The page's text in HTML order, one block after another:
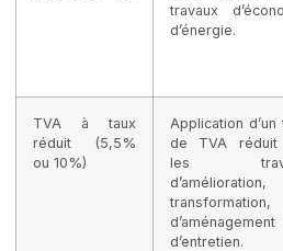
travaux
d’énergie.
TVA à taux
réduit (5,5%
ou 10%)
Application d’un
de TVA réduit
les
transformation,
d’entretien.